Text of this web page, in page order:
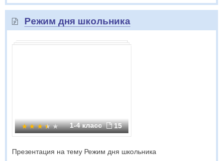
Режим дня школьника
1-4 класс 15
Презентация на тему Режим дня школьника